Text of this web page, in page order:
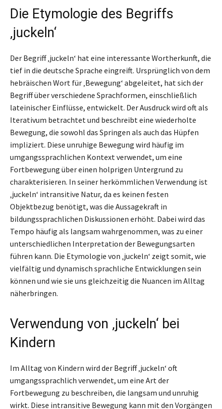
Die Etymologie des Begriffs
‚juckeln‘
Der Begriff ‚juckeln‘ hat eine interessante Wortherkunft, die
tief in die deutsche Sprache eingreift. Ursprünglich von dem
hebräischen Wort für ‚Bewegung‘ abgeleitet, hat sich der
Begriff über verschiedene Sprachformen, einschließlich
lateinischer Einflüsse, entwickelt. Der Ausdruck wird oft als
Iterativum betrachtet und beschreibt eine wiederholte
Bewegung, die sowohl das Springen als auch das Hüpfen
impliziert. Diese unruhige Bewegung wird häufig im
umgangssprachlichen Kontext verwendet, um eine
Fortbewegung über einen holprigen Untergrund zu
charakterisieren. In seiner herkömmlichen Verwendung ist
‚juckeln‘ intransitive Natur, da es keinen festen
Objektbezug benötigt, was die Aussagekraft in
bildungssprachlichen Diskussionen erhöht. Dabei wird das
Tempo häufig als langsam wahrgenommen, was zu einer
unterschiedlichen Interpretation der Bewegungsarten
führen kann. Die Etymologie von ‚juckeln‘ zeigt somit, wie
vielfältig und dynamisch sprachliche Entwicklungen sein
können und wie sie uns gleichzeitig die Nuancen im Alltag
näherbringen.
Verwendung von ‚juckeln‘ bei
Kindern
Im Alltag von Kindern wird der Begriff ‚juckeln‘ oft
umgangssprachlich verwendet, um eine Art der
Fortbewegung zu beschreiben, die langsam und unruhig
wirkt. Diese intransitive Bewegung kann mit den Vorgängen